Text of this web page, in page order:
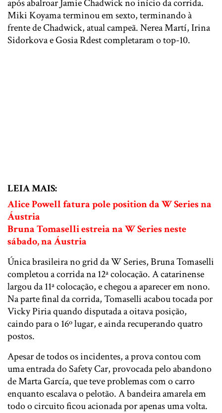
após abalroar Jamie Chadwick no início da corrida.
Miki Koyama terminou em sexto, terminando à
frente de Chadwick, atual campeã. Nerea Martí, Irina
Sidorkova e Gosia Rdest completaram o top-10.
LEIA MAIS:
Alice Powell fatura pole position da W Series na
Áustria
Bruna Tomaselli estreia na W Series neste
sábado, na Áustria
Única brasileira no grid da W Series, Bruna Tomaselli
completou a corrida na 12ª colocação. A catarinense
largou da 11ª colocação, e chegou a aparecer em nono.
Na parte final da corrida, Tomaselli acabou tocada por
Vicky Piria quando disputada a oitava posição,
caindo para o 16º lugar, e ainda recuperando quatro
postos.
Apesar de todos os incidentes, a prova contou com
uma entrada do Safety Car, provocada pelo abandono
de Marta García, que teve problemas com o carro
enquanto escalava o pelotão. A bandeira amarela em
todo o circuito ficou acionada por apenas uma volta.